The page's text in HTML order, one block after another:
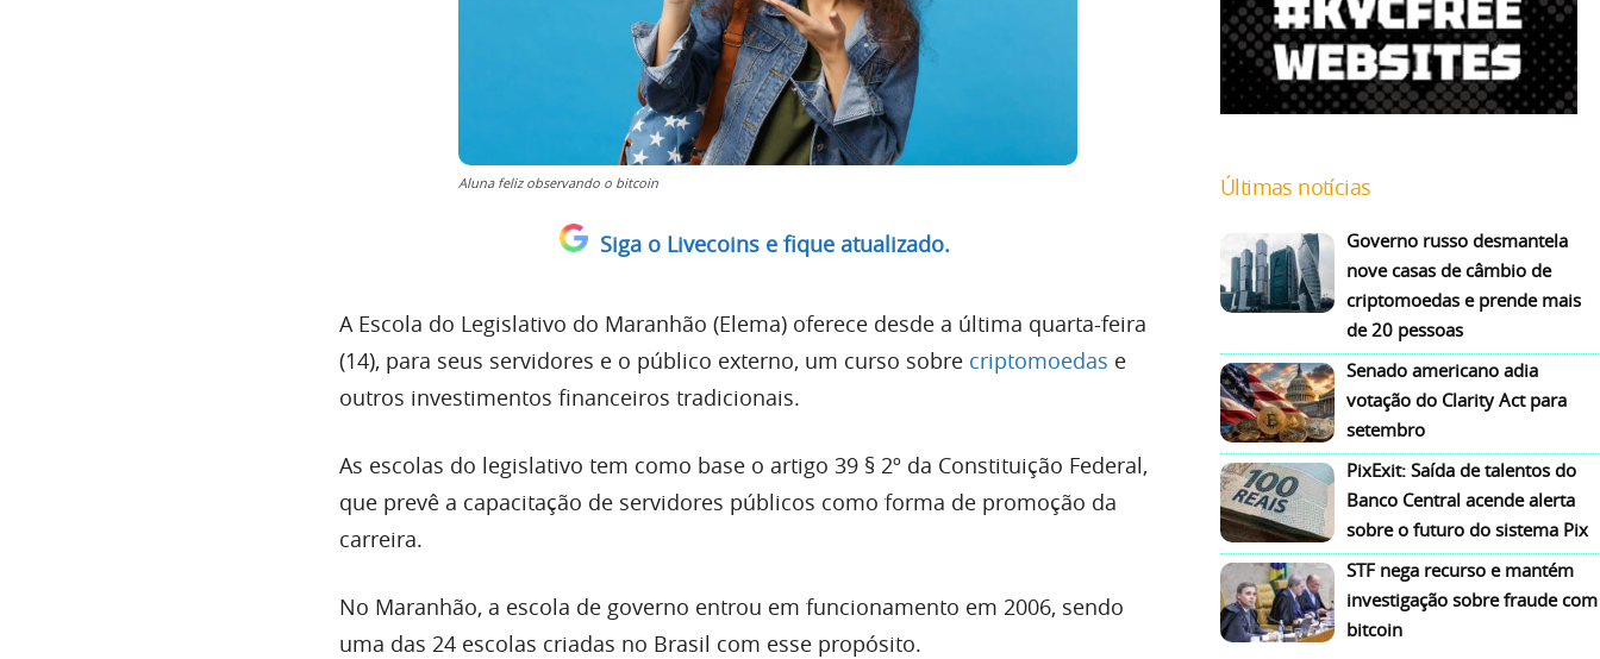
Aluna feliz observando o bitcoin
Siga o Livecoins e fique atualizado.
A Escola do Legislativo do Maranhão (Elema) oferece desde a última quarta-feira
(14), para seus servidores e o público externo, um curso sobre criptomoedas e
outros investimentos financeiros tradicionais.
As escolas do legislativo tem como base o artigo 39 § 2º da Constituição Federal,
que prevê a capacitação de servidores públicos como forma de promoção da
carreira.
No Maranhão, a escola de governo entrou em funcionamento em 2006, sendo
uma das 24 escolas criadas no Brasil com esse propósito.
Últimas notícias
Governo russo desmantela
nove casas de câmbio de
criptomoedas e prende mais
de 20 pessoas
Senado americano adia
votação do Clarity Act para
setembro
PixExit: Saída de talentos do
Banco Central acende alerta
sobre o futuro do sistema Pix
STF nega recurso e mantém
investigação sobre fraude com
bitcoin